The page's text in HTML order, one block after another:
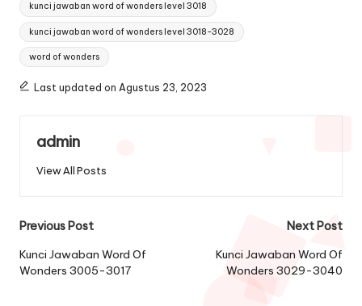
kunci jawaban word of wonders level 3018
kunci jawaban word of wonders level 3018-3028
word of wonders
Last updated on Agustus 23, 2023
admin
View All Posts
Post
navigation
Previous Post
Kunci Jawaban Word Of
Wonders 3005-3017
Next Post
Kunci Jawaban Word Of
Wonders 3029-3040